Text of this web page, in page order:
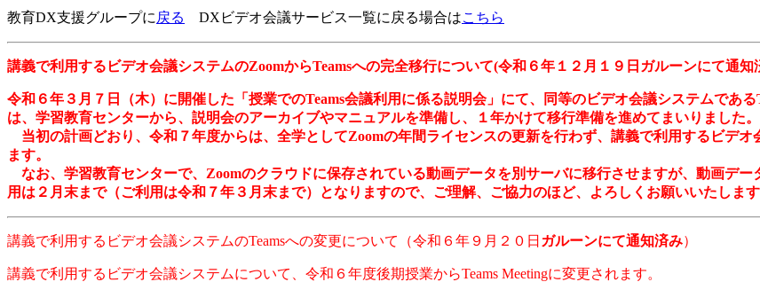
教育DX支援グループに 戻る DXビデオ会議サービス一覧に戻る場合はこちら
講義で利用するビデオ会議システムのZoomからTeamsへの完全移行について(令和６年１２月１９日ガルーンにて通知
令和６年３月７日（木）に開催した「授業でのTeams会議利用に係る説明会」にて、同等のビデオ会議システムであ
は、学習教育センターから、説明会のアーカイブやマニュアルを準備し、１年かけて移行準備を進めてまいりました。
当初の計画どおり、令和７年度からは、全学としてZoomの年間ライセンスの更新を行わず、講義で利用するビデオ
ます。
なお、学習教育センターで、Zoomのクラウドに保存されている動画データを別サーバに移行させますが、動画デ
用は２月末まで（ご利用は令和７年３月末まで）となりますので、ご理解、ご協力のほど、よろしくお願いいたします
講義で利用するビデオ会議システムのTeamsへの変更について（令和６年９月２０日 ガルーンにて通知済み）
講義で利用するビデオ会議システムについて、令和６年度後期授業からTeams Meetingに変更されます。